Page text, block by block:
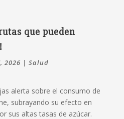
que pueden
2026 | Salud
alerta sobre el consumo de
subrayando su efecto en
sus altas tasas de azúcar.